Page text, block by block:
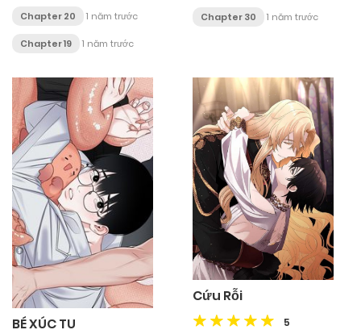
Chapter 20 1 năm trước
Chapter 19 1 năm trước
Chapter 30 1 năm trước
BÉ XÚC TU
Cứu Rỗi
5